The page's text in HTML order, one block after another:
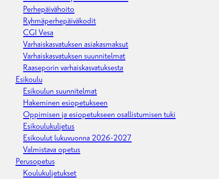
Perhepäivähoito
Ryhmäperhepäiväkodit
CGI Vesa
Varhaiskasvatuksen asiakasmaksut
Varhaiskasvatuksen suunnitelmat
Raaseporin varhaiskasvatuksesta
Esikoulu
Esikoulun suunnitelmat
Hakeminen esiopetukseen
Oppimisen ja esiopetukseen osallistumisen tuki
Esikoulukuljetus
Esikoulut lukuvuonna 2026-2027
Valmistava opetus
Perusopetus
Koulukuljetukset